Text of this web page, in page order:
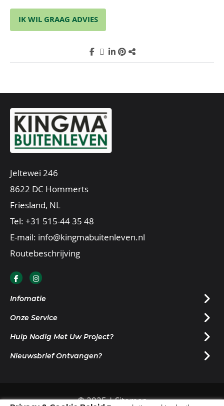
IK WIL GRAAG ADVIES
Jeltewei 246
8622 DC Hommerts
Friesland, NL
Tel: +31 515-44 35 48
E-mail: info@kingmabuitenleven.nl
Routebeschrijving
Infomatie
Onze Service
Hulp Nodig Met Uw Project?
Nieuwsbrief Ontvangen?
© 2025 |Sitemap